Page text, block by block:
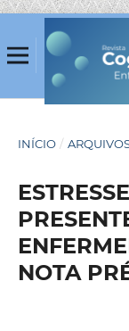
INÍCIO /
NOTA